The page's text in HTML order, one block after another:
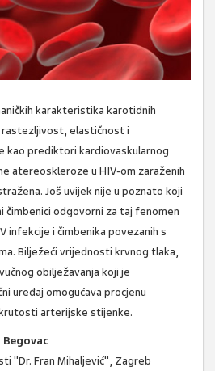
karakteristika karotidnih
elastičnost i
kao prediktori kardiovaskularnog
atereoskleroze u HIV-om zaraženih
Još uvijek nije u poznato koji
čimbenici odgovorni za taj fenomen
infekcije i čimbenika povezanih s
Bilježeći vrijednosti krvnog tlaka,
obilježavanja koji je
uređaj omogućava procjenu
arterijske stijenke.
"Dr. Fran Mihaljević", Zagreb